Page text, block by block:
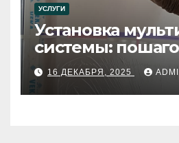
УСЛУГИ
Установка
системы:
руководство
16 ДЕКАБРЯ, 2025